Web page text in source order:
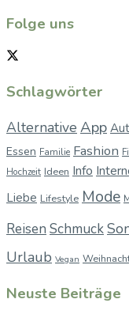
Folge uns
Schlagwörter
Alternative App
Essen Familie Fashion
Hochzeit Ideen Info
Liebe Lifestyle Mode
Reisen Schmuck
Urlaub Vegan
Neuste Beiträge